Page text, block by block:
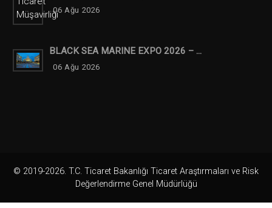
06 Ağu 2026
BLACK SEA MARINE EXPO 2026 – ...
06 Ağu 2026
© 2019-2026. T.C. Ticaret Bakanlığı Ticaret Araştırmaları ve Risk
Değerlendirme Genel Müdürlüğü